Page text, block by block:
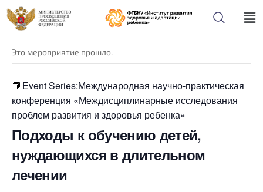
« Все Мероприятия
Это мероприятие прошло.
Event Series:Международная научно-практическая
конференция «Междисциплинарные исследования
проблем развития и здоровья ребенка»
Подходы к обучению детей,
нуждающихся в длительном
лечении